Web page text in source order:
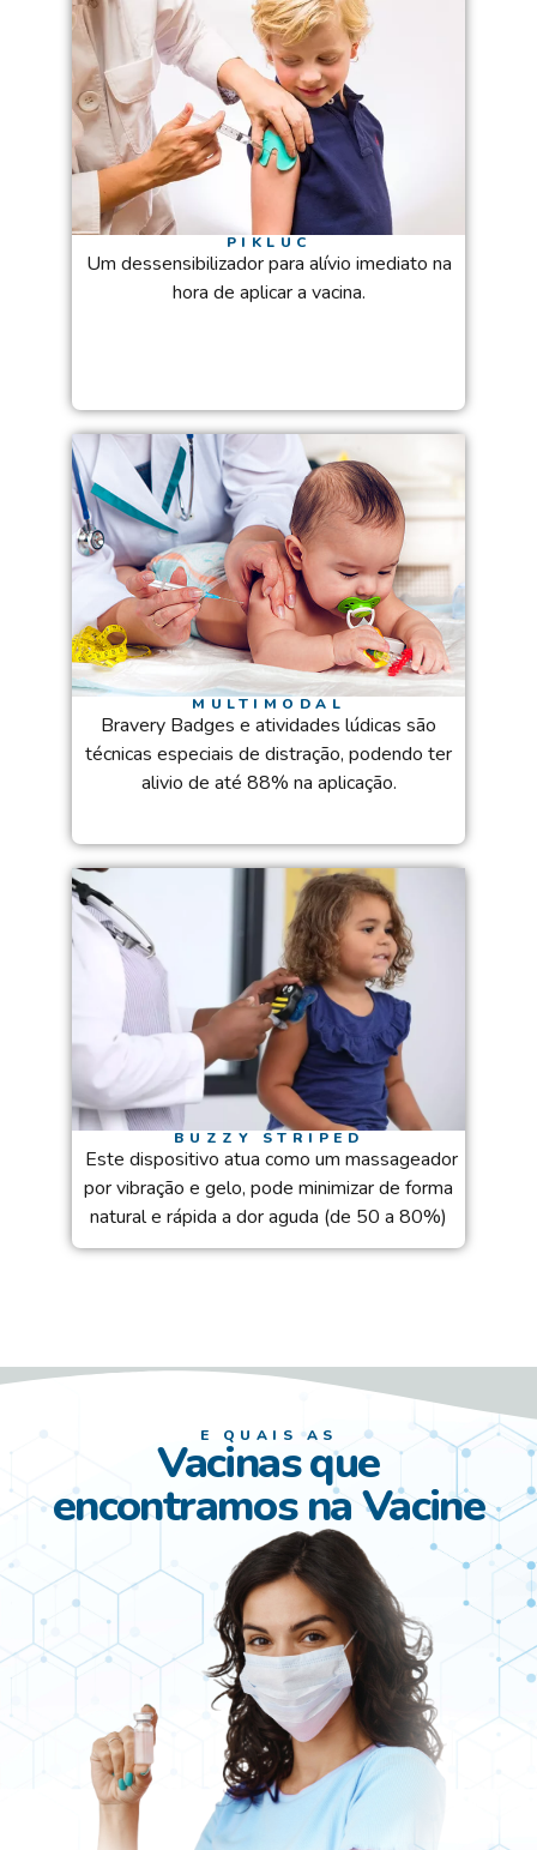
PIKLUC
Um dessensibilizador para alívio imediato na
hora de aplicar a vacina.​
MULTIMODAL
Bravery Badges e atividades lúdicas são
técnicas especiais de distração, podendo ter
alivio de até 88% na aplicação.​
BUZZY STRIPED
Este dispositivo atua como um massageador
por vibração e gelo, pode minimizar de forma
natural e rápida a dor aguda (de 50 a 80%)
E QUAIS AS
Vacinas que
encontramos na Vacine